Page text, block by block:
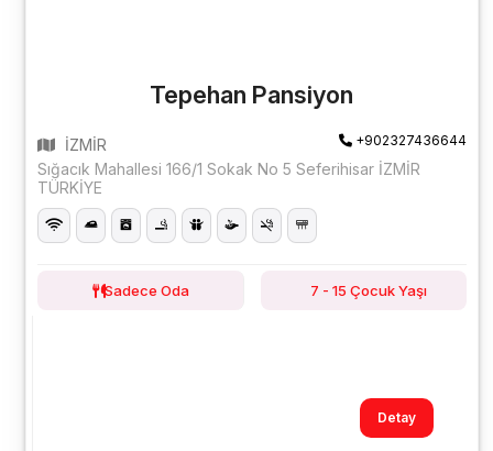
Tepehan Pansiyon
İZMİR +902327436644
Sığacık Mahallesi 166/1 Sokak No 5 Seferihisar İZMİR
TÜRKİYE
Sadece Oda 7 - 15 Çocuk Yaşı
Detay